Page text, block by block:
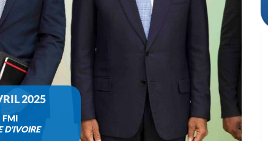
2025
FMI
D'IVOIRE